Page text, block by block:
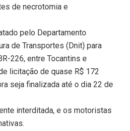
de necrotomia e
pelo Departamento
de Transportes (Dnit) para
226, entre Tocantins e
licitação de quase R$ 172
seja finalizada até o dia 22 de
interditada, e os motoristas